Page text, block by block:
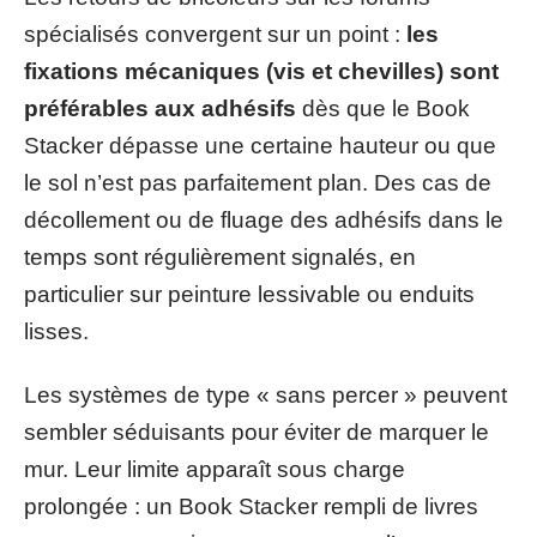
spécialisés convergent sur un point : les
fixations mécaniques (vis et chevilles) sont
préférables aux adhésifs dès que le Book
Stacker dépasse une certaine hauteur ou que
le sol n’est pas parfaitement plan. Des cas de
décollement ou de fluage des adhésifs dans le
temps sont régulièrement signalés, en
particulier sur peinture lessivable ou enduits
lisses.
Les systèmes de type « sans percer » peuvent
sembler séduisants pour éviter de marquer le
mur. Leur limite apparaît sous charge
prolongée : un Book Stacker rempli de livres